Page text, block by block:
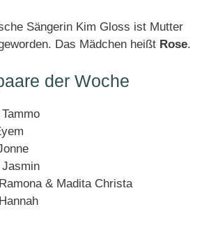
Sängerin Kim Gloss ist Mutter
Das Mädchen heißt Rose.
der Woche
& Madita Christa